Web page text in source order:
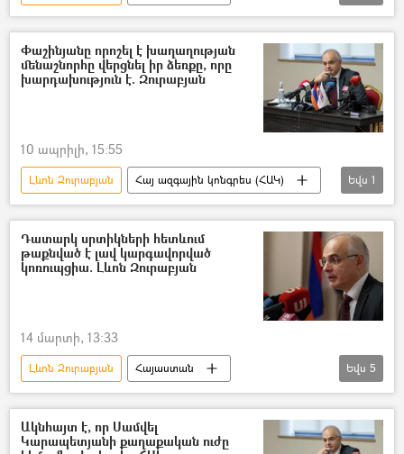
Հայ ազգային կոնգրես (ՀԱԿ)
«Ուժեղ Հայաստան» կուսակցություն
Ընտրություններ
Նիկոլ Փաշինյան
Փաշինյանը որոշել է խաղաղության
մենաշնորհը վերցնել իր ձեռքը, որը
խարդախություն է. Զուրաբյան
10 ապրիլի, 15:55
Լևոն Զուրաբյան
Հայ ազգային կոնգրես (ՀԱԿ)
Ազգային ժողովի ընտրություններ
Եվս 1
Դատարկ սրտիկների հետևում
թաքնված է լավ կարգավորված
կոռուպցիա. Լևոն Զուրաբյան
14 մարտի, 13:33
Լևոն Զուրաբյան
Հայաստան
Նիկոլ Փաշինյան
Իլհամ Ալիև
Ադրբեջան
կոռուպցիա
Հայ Առաքելական Եկեղեցի
Եվս 5
Ակնհայտ է, որ Սամվել
Կարապետյանի քաղաքական ուժը